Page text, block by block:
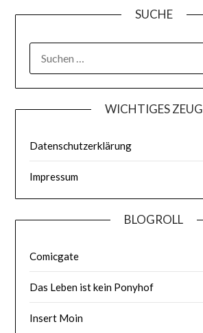
SUCHE
WICHTIGES ZEUG
Datenschutzerklärung
Impressum
BLOGROLL
Comicgate
Das Leben ist kein Ponyhof
Insert Moin